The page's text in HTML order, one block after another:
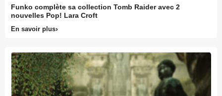
Funko complète sa collection Tomb Raider avec 2
nouvelles Pop! Lara Croft
En savoir plus